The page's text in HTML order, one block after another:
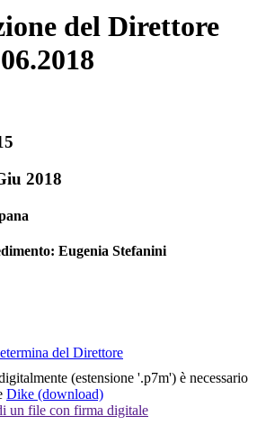
del Direttore
2018
Eugenia Stefanini
del Direttore
(estensione '.p7m') è necessario
Dike (download)
un file con firma digitale